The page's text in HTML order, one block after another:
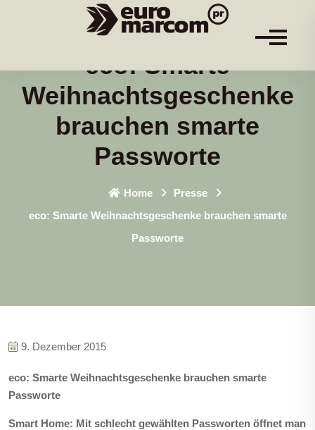
eco: Smarte
Weihnachtsgeschenke
brauchen smarte
Passworte
Home
Presse
eco: Smarte Weihnachtsgeschenke brauchen smarte
Passworte
9. Dezember 2015
eco: Smarte Weihnachtsgeschenke brauchen smarte
Passworte
Smart Home: Mit schlecht gewählten Passworten öffnet man